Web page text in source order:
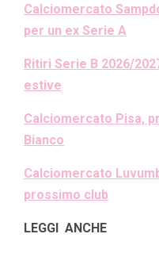
Calciomercato
per un ex Serie A
Ritiri Serie B 2026/
estive
Calciomercato Pisa,
Bianco
Calciomercato
prossimo club
LEGGI ANCHE